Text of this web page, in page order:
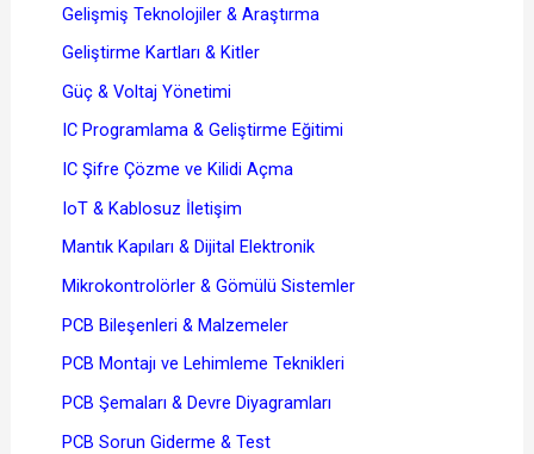
Gelişmiş Teknolojiler & Araştırma
Geliştirme Kartları & Kitler
Güç & Voltaj Yönetimi
IC Programlama & Geliştirme Eğitimi
IC Şifre Çözme ve Kilidi Açma
IoT & Kablosuz İletişim
Mantık Kapıları & Dijital Elektronik
Mikrokontrolörler & Gömülü Sistemler
PCB Bileşenleri & Malzemeler
PCB Montajı ve Lehimleme Teknikleri
PCB Şemaları & Devre Diyagramları
PCB Sorun Giderme & Test